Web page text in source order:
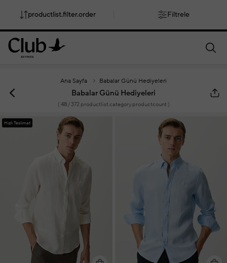
smartbanner.popup.text smartbanner.popup.buttontext
Ana Sayfa Babalar Günü Hediyeleri
Babalar Günü Hediyeleri
( 48/ 372 productlist.category.productcount )
productlist.filter.order Filtrele
Hızlı Teslimat